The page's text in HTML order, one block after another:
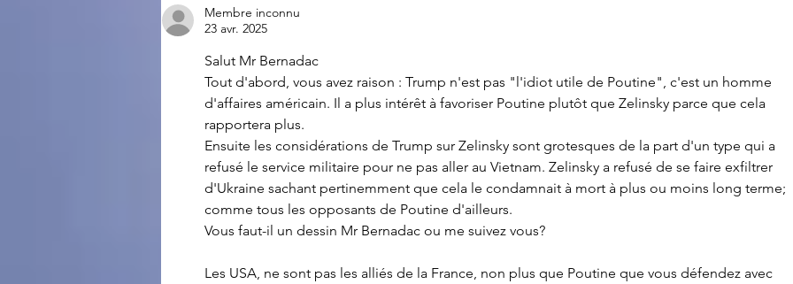
Membre inconnu
23 avr. 2025
Salut Mr Bernadac
Tout d'abord, vous avez raison : Trump n'est pas "l'idiot utile de Poutine", c'est un homme
d'affaires américain. Il a plus intérêt à favoriser Poutine plutôt que Zelinsky parce que cela
rapportera plus.
Ensuite les considérations de Trump sur Zelinsky sont grotesques de la part d'un type qui a
refusé le service militaire pour ne pas aller au Vietnam. Zelinsky a refusé de se faire exfiltrer
d'Ukraine sachant pertinemment que cela le condamnait à mort à plus ou moins long terme;
comme tous les opposants de Poutine d'ailleurs.
Vous faut-il un dessin Mr Bernadac ou me suivez vous?
Les USA, ne sont pas les alliés de la France, non plus que Poutine que vous défendez avec